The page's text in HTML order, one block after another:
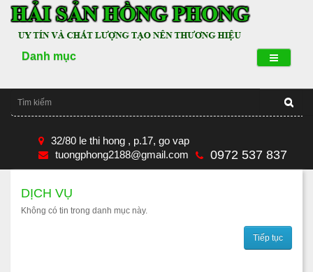
Danh mục
32/80 le thi hong , p.17, go vap
tuongphong2188@gmail.com
0972 537 837
DỊCH VỤ
Không có tin trong danh mục này.
Tiếp tục